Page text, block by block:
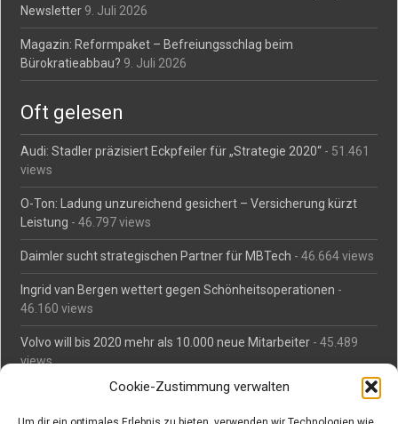
Cookie-Zustimmung verwalten
Newsletter 9. Juli 2026
Magazin: Reformpaket – Befreiungsschlag beim
Bürokratieabbau? 9. Juli 2026
Oft gelesen
Audi: Stadler präzisiert Eckpfeiler für „Strategie 2020“ - 51.461
views
O-Ton: Ladung unzureichend gesichert – Versicherung kürzt
Leistung - 46.797 views
Daimler sucht strategischen Partner für MBTech - 46.664 views
Ingrid van Bergen wettert gegen Schönheitsoperationen -
46.160 views
Volvo will bis 2020 mehr als 10.000 neue Mitarbeiter - 45.489
views
Mäßiges Interesse an Daimlers MBtech- 44.714 views